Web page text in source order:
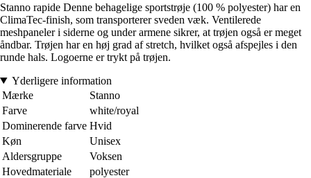
Stanno rapide Denne behagelige sportstrøje (100 % polyester) har en
ClimaTec-finish, som transporterer sveden væk. Ventilerede
meshpaneler i siderne og under armene sikrer, at trøjen også er meget
åndbar. Trøjen har en høj grad af stretch, hvilket også afspejles i den
runde hals. Logoerne er trykt på trøjen.
Yderligere information
Mærke
Stanno
Farve
white/royal
Dominerende farve Hvid
Køn
Unisex
Aldersgruppe
Voksen
Hovedmateriale
polyester